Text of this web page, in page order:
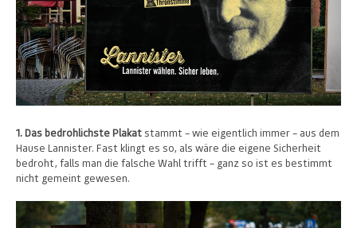
1. Das bedrohlichste Plakat stammt – wie eigentlich immer – aus dem
Hause Lannister. Fast klingt es so, als wäre die eigene Sicherheit
bedroht, falls man die falsche Wahl trifft – ganz so ist es bestimmt
nicht gemeint gewesen.